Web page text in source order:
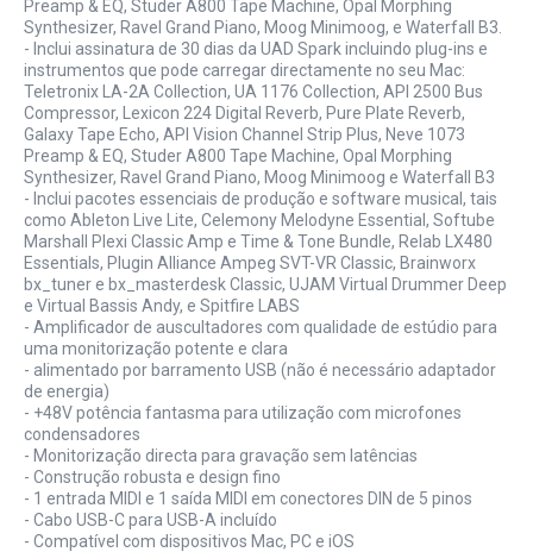
Preamp & EQ, Studer A800 Tape Machine, Opal Morphing
Synthesizer, Ravel Grand Piano, Moog Minimoog, e Waterfall B3.
- Inclui assinatura de 30 dias da UAD Spark incluindo plug-ins e
instrumentos que pode carregar directamente no seu Mac:
Teletronix LA-2A Collection, UA 1176 Collection, API 2500 Bus
Compressor, Lexicon 224 Digital Reverb, Pure Plate Reverb,
Galaxy Tape Echo, API Vision Channel Strip Plus, Neve 1073
Preamp & EQ, Studer A800 Tape Machine, Opal Morphing
Synthesizer, Ravel Grand Piano, Moog Minimoog e Waterfall B3
- Inclui pacotes essenciais de produção e software musical, tais
como Ableton Live Lite, Celemony Melodyne Essential, Softube
Marshall Plexi Classic Amp e Time & Tone Bundle, Relab LX480
Essentials, Plugin Alliance Ampeg SVT-VR Classic, Brainworx
bx_tuner e bx_masterdesk Classic, UJAM Virtual Drummer Deep
e Virtual Bassis Andy, e Spitfire LABS
- Amplificador de auscultadores com qualidade de estúdio para
uma monitorização potente e clara
- alimentado por barramento USB (não é necessário adaptador
de energia)
- +48V potência fantasma para utilização com microfones
condensadores
- Monitorização directa para gravação sem latências
- Construção robusta e design fino
- 1 entrada MIDI e 1 saída MIDI em conectores DIN de 5 pinos
- Cabo USB-C para USB-A incluído
- Compatível com dispositivos Mac, PC e iOS